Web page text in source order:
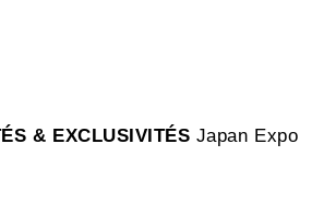
& EXCLUSIVITÉS Japan Expo